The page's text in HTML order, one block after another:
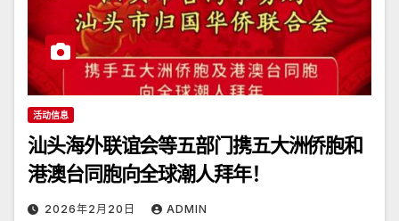
活动信息
汕头海外联谊会等五部门携五大洲侨胞和
港澳台同胞向全球潮人拜年！
2026年2月20日 ADMIN